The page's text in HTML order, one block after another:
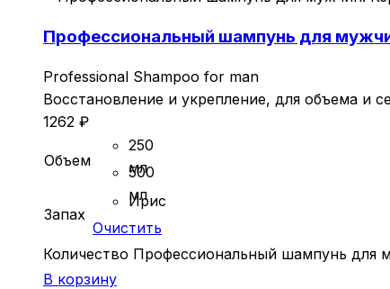
Профессиональный шампунь для
Professional Shampoo for man
Восстановление и укрепление, для объема и
1262 ₽
Объем
250
мл
500
мл
Запах
Ирис
Очистить
Количество Профессиональный шампунь для
В корзину